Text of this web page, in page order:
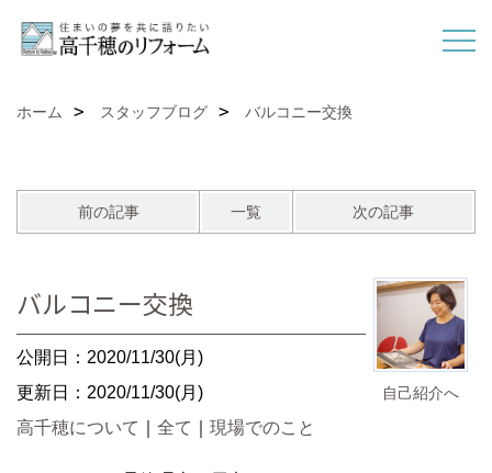
ホーム スタッフブログ バルコニー交換
前の記事 一覧 次の記事
自己紹介へ
バルコニー交換
公開日：2020/11/30(月)
更新日：2020/11/30(月)
高千穂について
全て 現場でのこと